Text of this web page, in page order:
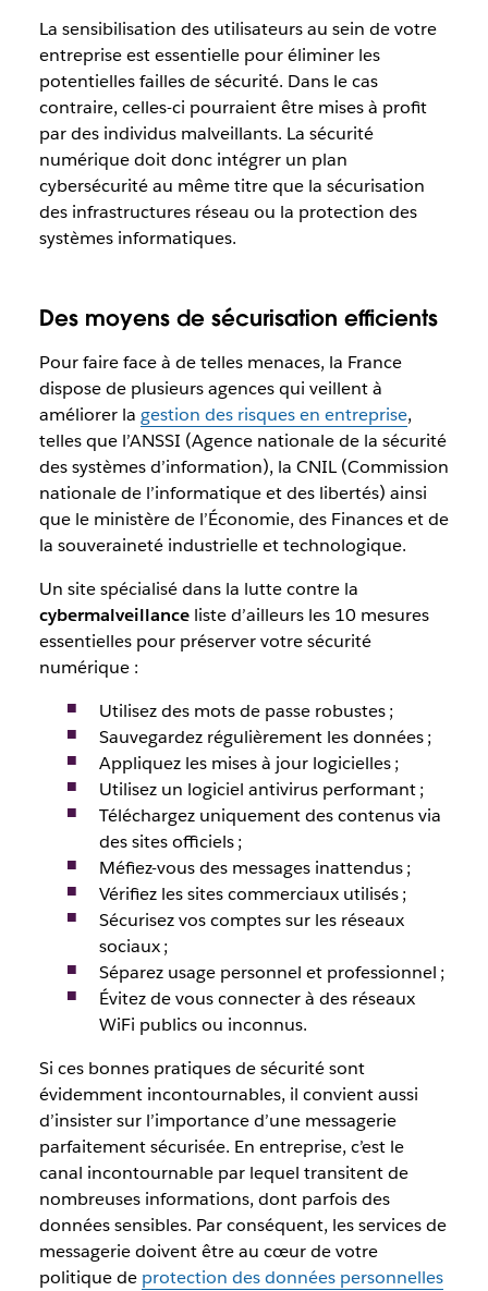
La sensibilisation des utilisateurs au sein de votre
entreprise est essentielle pour éliminer les
potentielles failles de sécurité. Dans le cas
contraire, celles-ci pourraient être mises à profit
par des individus malveillants. La sécurité
numérique doit donc intégrer un plan
cybersécurité au même titre que la sécurisation
des infrastructures réseau ou la protection des
systèmes informatiques.
Des moyens de sécurisation efficients
Pour faire face à de telles menaces, la France
dispose de plusieurs agences qui veillent à
améliorer la gestion des risques en entreprise,
telles que l’ANSSI (Agence nationale de la sécurité
des systèmes d’information), la CNIL (Commission
nationale de l’informatique et des libertés) ainsi
que le ministère de l’Économie, des Finances et de
la souveraineté industrielle et technologique.
Un site spécialisé dans la lutte contre la
cybermalveillanceliste d’ailleurs les 10 mesures
essentielles pour préserver votre sécurité
numérique :
Utilisez des mots de passe robustes ;
Sauvegardez régulièrement les données ;
Appliquez les mises à jour logicielles ;
Utilisez un logiciel antivirus performant ;
Téléchargez uniquement des contenus via
des sites officiels ;
Méfiez-vous des messages inattendus ;
Vérifiez les sites commerciaux utilisés ;
Sécurisez vos comptes sur les réseaux
sociaux ;
Séparez usage personnel et professionnel ;
Évitez de vous connecter à des réseaux
WiFi publics ou inconnus.
Si ces bonnes pratiques de sécurité sont
évidemment incontournables, il convient aussi
d’insister sur l’importance d’une messagerie
parfaitement sécurisée. En entreprise, c’est le
canal incontournable par lequel transitent de
nombreuses informations, dont parfois des
données sensibles. Par conséquent, les services de
messagerie doivent être au cœur de votre
politique de protection des données personnelles